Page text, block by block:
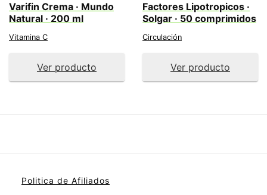
Varifin Crema · Mundo
Natural · 200 ml
Vitamina C
Ver producto
Factores Lipotropicos ·
Solgar · 50 comprimidos
Circulación
Ver producto
Politica de Afiliados